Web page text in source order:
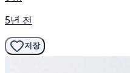
5년 전
저장